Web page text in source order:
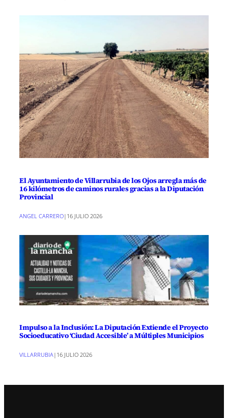
El Ayuntamiento de Villarrubia de los Ojos arregla más de
16 kilómetros de caminos rurales gracias a la Diputación
Provincial
ANGEL CARRERO| 16 JULIO 2026
Impulso a la Inclusión: La Diputación Extiende el Proyecto
Socioeducativo ‘Ciudad Accesible’ a Múltiples Municipios
VILLARRUBIA| 16 JULIO 2026